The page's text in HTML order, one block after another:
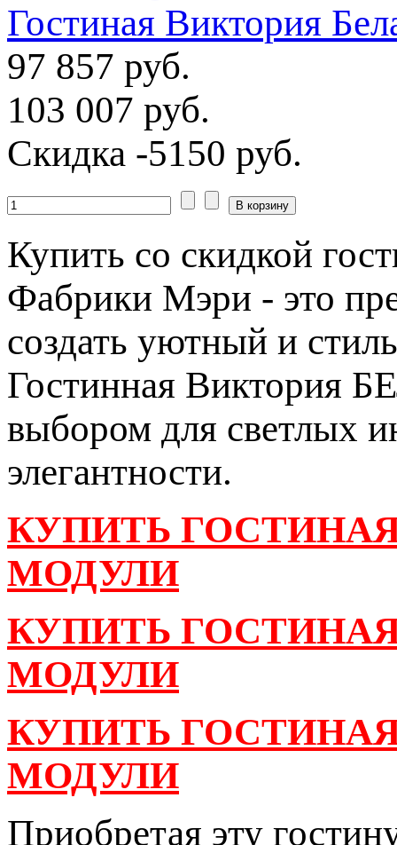
Гостиная Виктория
97 857 руб.
103 007 руб.
Скидка -5150 руб.
Купить со скидкой
Фабрики Мэри - это
создать уютный и
Гостинная Виктория
выбором для светлых
элегантности.
КУПИТЬ
МОДУЛИ
КУПИТЬ
МОДУЛИ
КУПИТЬ
МОДУЛИ
Приобретая эту